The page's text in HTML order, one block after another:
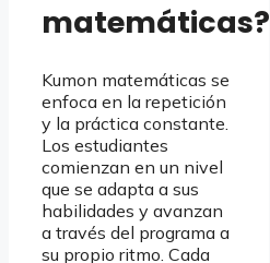
matemáticas?
Kumon matemáticas se
enfoca en la repetición
y la práctica constante.
Los estudiantes
comienzan en un nivel
que se adapta a sus
habilidades y avanzan
a través del programa a
su propio ritmo. Cada